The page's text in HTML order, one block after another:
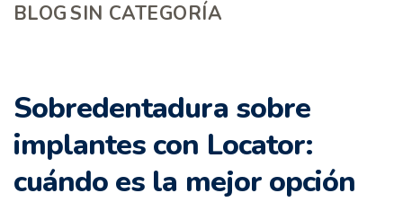
BLOGSIN CATEGORÍA
Sobredentadura sobre
implantes con Locator:
cuándo es la mejor opción